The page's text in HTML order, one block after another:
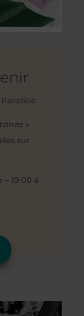
»
sur
19:00 à